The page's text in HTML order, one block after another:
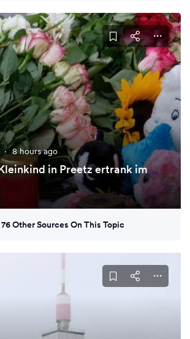
· 8 hours ago
in Preetz ertrank im
76 Other Sources On This Topic